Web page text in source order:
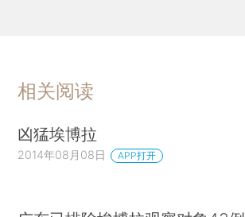
相关阅读
凶猛埃博拉
2014年08月08日 APP打开